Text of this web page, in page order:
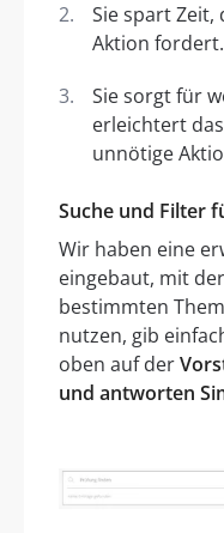
Sie spart Zeit,
Aktion fordert.
Sie sorgt für
erleichtert
unnötige
Suche und Filter
Wir haben eine
eingebaut, mit
bestimmten
nutzen, gib
oben auf der
und antworten